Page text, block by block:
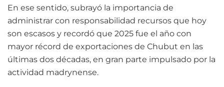
En ese sentido, subrayó la importancia de
administrar con responsabilidad recursos que hoy
son escasos y recordó que 2025 fue el año con
mayor récord de exportaciones de Chubut en las
últimas dos décadas, en gran parte impulsado por la
actividad madrynense.